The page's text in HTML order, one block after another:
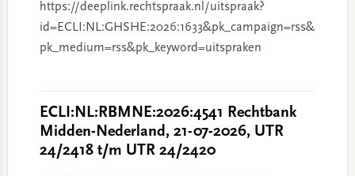
https://deeplink.rechtspraak.nl/uitspraak?
id=ECLI:NL:GHSHE:2026:1633&pk_campaign=rss&
pk_medium=rss&pk_keyword=uitspraken
ECLI:NL:RBMNE:2026:4541 Rechtbank
Midden-Nederland, 21-07-2026, UTR
24/2418 t/m UTR 24/2420